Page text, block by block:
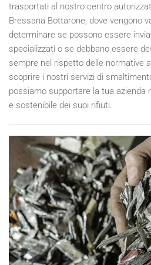
trasportati al nostro centro
Bressana Bottarone, dove vengono
determinare se possono essere
specializzati o se debbano essere
sempre nel rispetto delle normative
scoprire i nostri servizi di
possiamo supportare la tua azienda
e sostenibile dei suoi rifiuti.